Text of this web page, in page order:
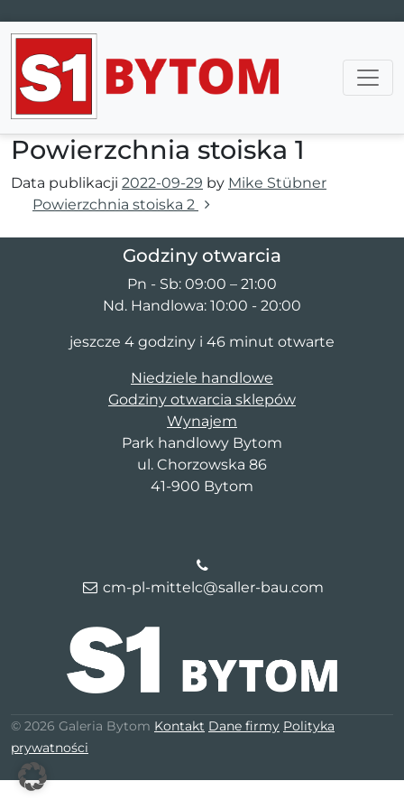
Main Navigation
Powierzchnia stoiska 1
Data publikacji 2022-09-29 by Mike Stübner
Nawigacja wpisu
Powierzchnia stoiska 2
Godziny otwarcia
Pn - Sb: 09:00 – 21:00
Nd. Handlowa: 10:00 - 20:00
jeszcze 4 godziny i 46 minut otwarte
Niedziele handlowe
Godziny otwarcia sklepów
Wynajem
Park handlowy Bytom
ul. Chorzowska 86
41-900 Bytom
cm-pl-mittelc@saller-bau.com
© 2026 Galeria Bytom Kontakt Dane firmy Polityka
prywatności